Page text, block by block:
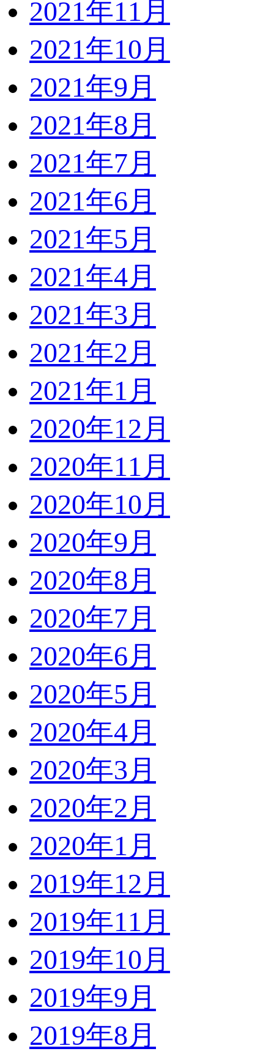
2021年11月
2021年10月
2021年9月
2021年8月
2021年7月
2021年6月
2021年5月
2021年4月
2021年3月
2021年2月
2021年1月
2020年12月
2020年11月
2020年10月
2020年9月
2020年8月
2020年7月
2020年6月
2020年5月
2020年4月
2020年3月
2020年2月
2020年1月
2019年12月
2019年11月
2019年10月
2019年9月
2019年8月